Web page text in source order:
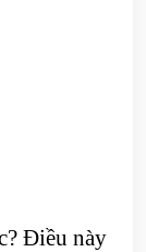
Điều này